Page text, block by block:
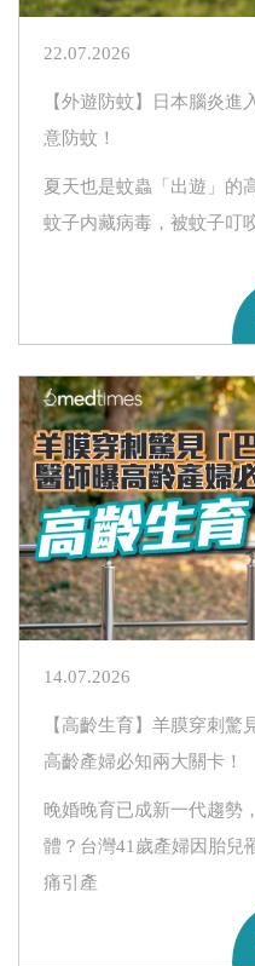
22.07.2026
【外遊防蚊】日本腦炎
意防蚊！
夏天也是蚊蟲「出遊」的
蚊子内藏病毒，被蚊子叮
14.07.2026
【高齡生育】羊膜穿刺
高齡產婦必知兩大關卡！
晚婚晚育已成新一代趨勢
體？台灣41歲產婦因胎兒
痛引產